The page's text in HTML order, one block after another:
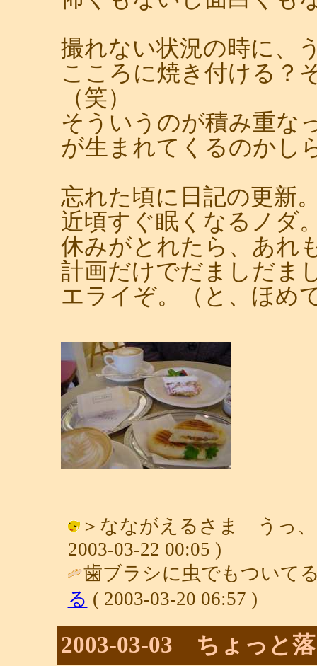
撮れない状況の時に、
こころに焼き付ける？
（笑）
そういうのが積み重な
が生まれてくるのかし
忘れた頃に日記の更新
近頃すぐ眠くなるノダ
休みがとれたら、あれ
計画だけでだましだま
エライぞ。（と、ほめ
＞なながえるさま うっ、
2003-03-22 00:05 )
歯ブラシに虫でもついて
る ( 2003-03-20 06:57 )
2003-03-03 ちょっと